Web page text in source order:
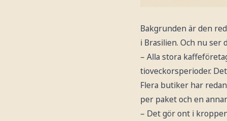
Bakgrunden är den
i Brasilien. Och nu
– Alla stora
tioveckorsperioder.
Flera butiker har
per paket och en
– Det gör ont i